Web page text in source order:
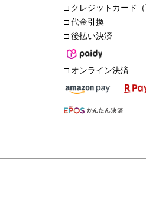
□ クレジットカード
□ 代金引換
□ 後払い決済
□ オンライン決済